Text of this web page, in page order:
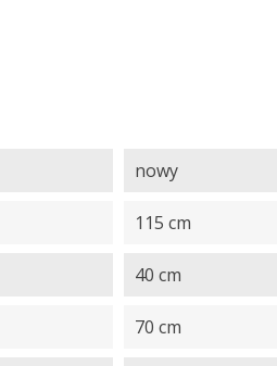
nowy
115 cm
40 cm
70 cm